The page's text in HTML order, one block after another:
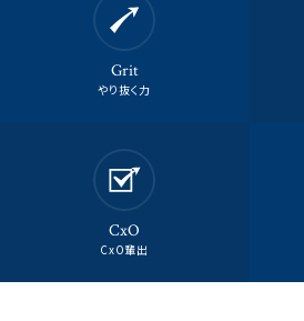
Grit
やり抜く力
CxO
CxO輩出